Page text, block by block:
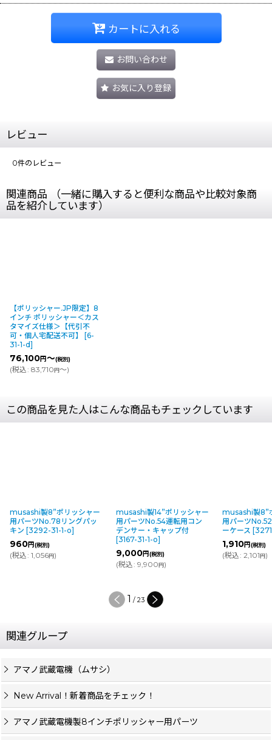
カートに入れる
お問い合わせ
お気に入り登録
レビュー
0件のレビュー
関連商品 （一緒に購入すると便利な商品や比較対象商
品を紹介しています）
【ポリッシャー.JP限定】8
インチ ポリッシャー＜カス
タマイズ仕様＞【代引不
可・個人宅配送不可】
[6-
31-1-d]
76,100円～(税別)
(税込: 83,710円～)
この商品を見た人はこんな商品もチェックしています
musashi製8”ポリッシャー
用パーツNo.78リングパッ
キン [3292-31-1-o]
960円(税別)
(税込: 1,056円)
musashi製14”ポリッシャー
用パーツNo.54運転用コン
デンサー・キャップ付
[3167-31-1-o]
9,000円(税別)
(税込: 9,900円)
musashi製8”
用パーツ
ーケース [
1,910円(税別)
(税込: 2,101円)
2 /23
関連グループ
アマノ武蔵電機（ムサシ）
New Arrival！新着商品をチェック！
アマノ武蔵電機製8インチポリッシャー用パーツ